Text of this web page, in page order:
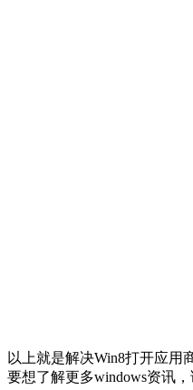
以上就是解决Win8打开应用
要想了解更多windows资讯